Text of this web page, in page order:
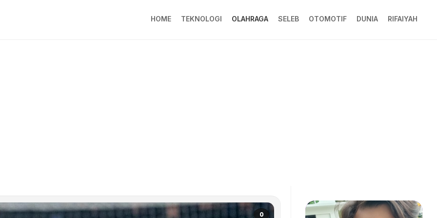
HOME TEKNOLOGI OLAHRAGA SELEB OTOMOTIF DUNIA RIFAIYAH
0